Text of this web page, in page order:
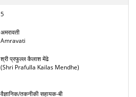
5
अमरावती
Amravati
श्री प्रफुल्ल कैलाश मेंढे
(Shri Prafulla Kailas Mendhe)
वैज्ञानिक/तकनीकी सहायक-बी